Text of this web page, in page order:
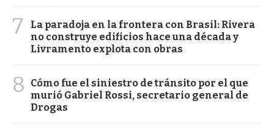
7
La paradoja en la frontera con Brasil: Rivera
no construye edificios hace una década y
Livramento explota con obras
8
Cómo fue el siniestro de tránsito por el que
murió Gabriel Rossi, secretario general de
Drogas